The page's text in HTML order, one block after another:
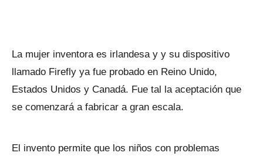
La mujer inventora es irlandesa y y su dispositivo
llamado Firefly ya fue probado en Reino Unido,
Estados Unidos y Canadá. Fue tal la aceptación que
se comenzará a fabricar a gran escala.
El invento permite que los niños con problemas